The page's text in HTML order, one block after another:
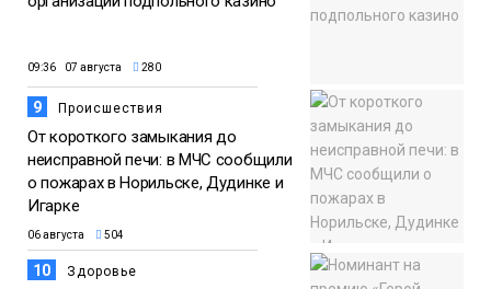
09:36 07 августа 280
9 Происшествия
От короткого замыкания до
неисправной печи: в МЧС сообщили
о пожарах в Норильске, Дудинке и
Игарке
06 августа 504
10 Здоровье